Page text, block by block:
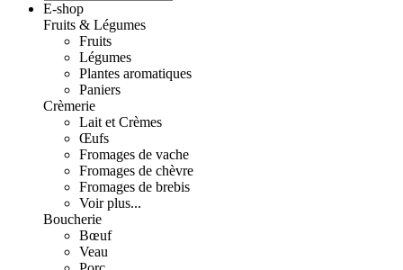
E-shop
Fruits & Légumes
Fruits
Légumes
Plantes aromatiques
Paniers
Crèmerie
Lait et Crèmes
Œufs
Fromages de vache
Fromages de chèvre
Fromages de brebis
Voir plus...
Boucherie
Bœuf
Veau